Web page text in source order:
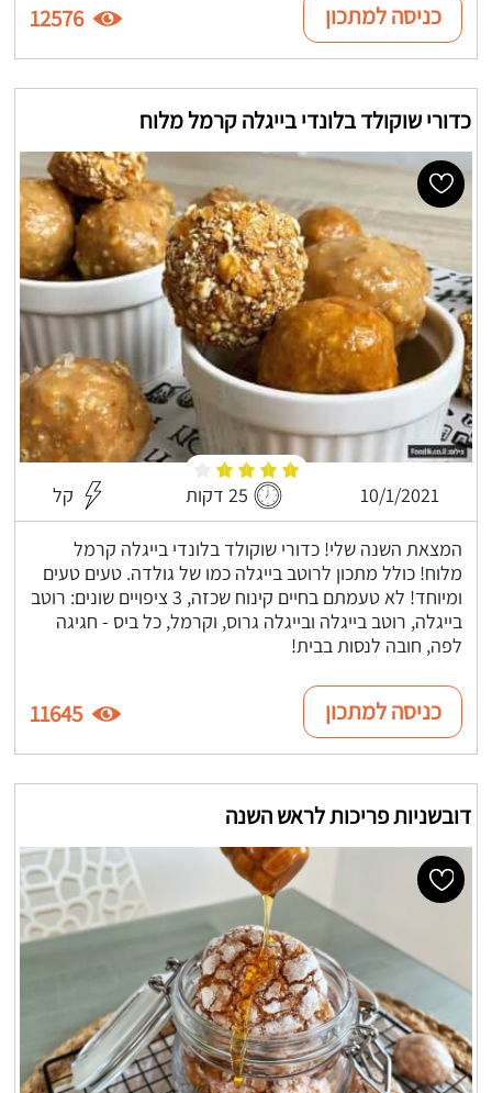
כניסה למתכון 12576
כדורי שוקולד בלונדי בייגלה קרמל מלוח
10/1/2021 25 דקות קל
המצאת השנה שלי! כדורי שוקולד בלונדי בייגלה קרמל
מלוח! כולל מתכון לרוטב בייגלה כמו של גולדה. טעים טעים
ומיוחד! לא טעמתם בחיים קינוח שכזה, 3 ציפויים שונים: רוטב
בייגלה, רוטב בייגלה ובייגלה גרוס, וקרמל, כל ביס - חגיגה
לפה, חובה לנסות בבית!
כניסה למתכון 11645
דובשניות פריכות לראש השנה